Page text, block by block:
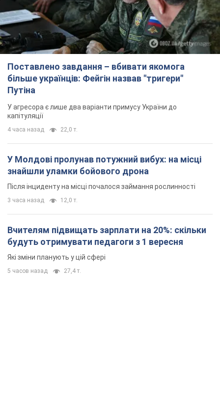
Поставлено завдання – вбивати якомога
більше українців: Фейгін назвав "тригери"
Путіна
У агресора є лише два варіанти примусу України до
капітуляції
4 часа назад 22,0 т.
У Молдові пролунав потужний вибух: на місці
знайшли уламки бойового дрона
Після інциденту на місці почалося займання рослинності
3 часа назад 12,0 т.
Вчителям підвищать зарплати на 20%: скільки
будуть отримувати педагоги з 1 вересня
Які зміни планують у цій сфері
5 часов назад 27,4 т.